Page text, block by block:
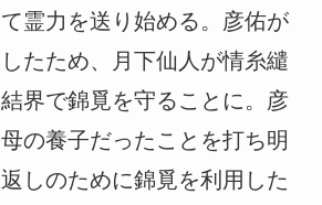
霊力を送り始める。彦佑が
たため、月下仙人が情糸繾
界で錦覓を守ることに。彦
の養子だったことを打ち明
しのために錦覓を利用した